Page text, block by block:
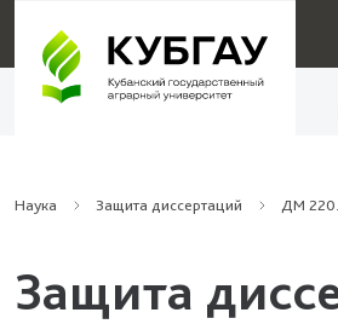
Наука Защита диссертаций ДМ
Защита